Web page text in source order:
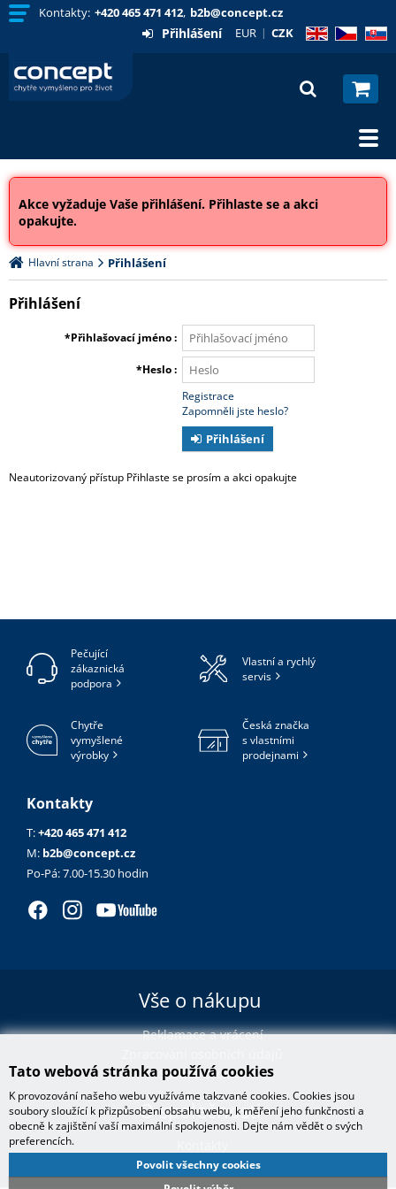
Kontakty: +420 465 471 412, b2b@concept.cz
EN CZ SK
EUR CZK
Přihlášení
Akce vyžaduje Vaše přihlášení. Přihlaste se a akci
opakujte.
Hlavní strana Přihlášení
Přihlášení
Přihlašovací jméno
Heslo
Registrace
Zapomněli jste heslo?
Přihlášení
Neautorizovaný přístup Přihlaste se prosím a akci opakujte
Pečující
zákaznická
podpora
Vlastní a rychlý
servis
Chytře
vymyšlené
výrobky
Česká značka
s vlastními
prodejnami
Kontakty
T:+420 465 471 412
M: b2b@concept.cz
Po-Pá:7.00-15.30 hodin
Vše o nákupu
Reklamace a vrácení
Správa cookies
O společnosti
Tato webová stránka používá cookies
K provozování našeho webu využíváme takzvané cookies. Cookies jsou
soubory sloužící k přizpůsobení obsahu webu, k měření jeho funkčnosti a
obecně k zajištění vaší maximální spokojenosti. Dejte nám vědět o svých
preferencích.
Povolit všechny cookies